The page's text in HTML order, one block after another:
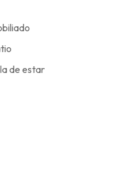
de estar